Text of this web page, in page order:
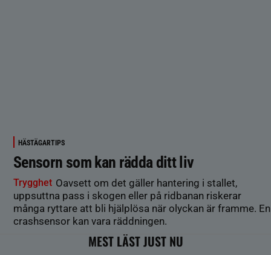
HÄSTÄGARTIPS
Sensorn som kan rädda ditt liv
Trygghet Oavsett om det gäller hantering i stallet,
uppsuttna pass i skogen eller på ridbanan riskerar
många ryttare att bli hjälplösa när olyckan är framme. En
crashsensor kan vara räddningen.
MEST LÄST JUST NU